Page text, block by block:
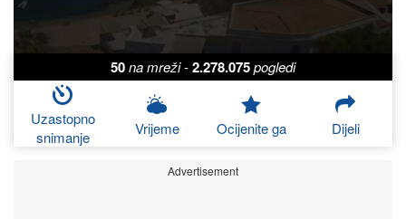
50na mreži-2.278.075pogledi
Uzastopno
snimanje
Vrijeme Ocijenite ga Dijeli
Advertisement